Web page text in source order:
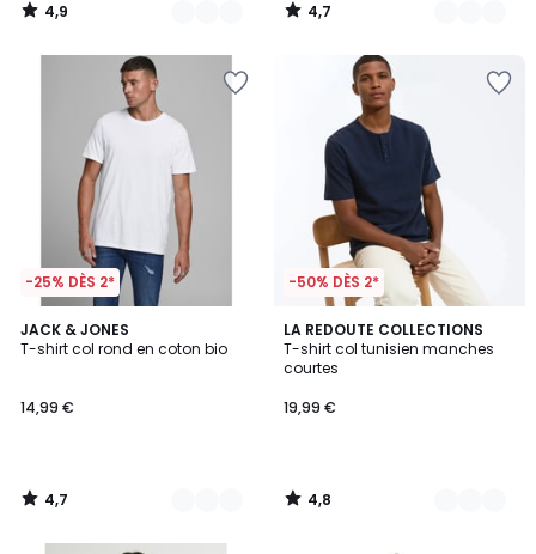
4,9
/
4,7
/
-25% DÈS 2*
JACK & JONES
T-shirt col rond en coton bio
14,99 €
4,7
/ 5
4
Couleurs
4,7
/
-50% DÈS 2*
LA REDOUTE COLLECTIONS
T-shirt col tunisien manches
courtes
19,99 €
4,8
/ 5
2
Couleurs
4,8
/